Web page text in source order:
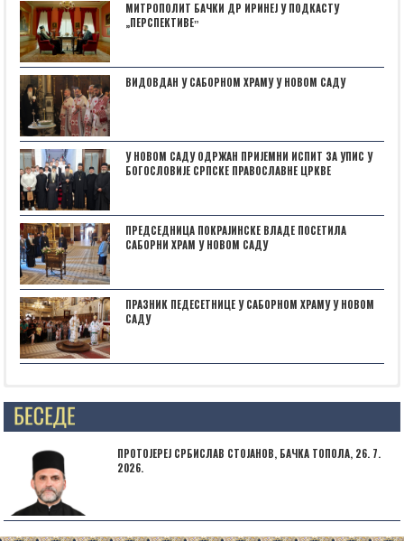
МИТРОПОЛИТ БАЧКИ ДР ИРИНЕЈ У ПОДКАСТУ
„ПЕРСПЕКТИВЕˮ
ВИДОВДАН У САБОРНОМ ХРАМУ У НОВОМ САДУ
У НОВОМ САДУ ОДРЖАН ПРИЈЕМНИ ИСПИТ ЗА УПИС У
БОГОСЛОВИЈЕ СРПСКЕ ПРАВОСЛАВНЕ ЦРКВЕ
ПРЕДСЕДНИЦА ПОКРАЈИНСКЕ ВЛАДЕ ПОСЕТИЛА
САБОРНИ ХРАМ У НОВОМ САДУ
ПРАЗНИК ПЕДЕСЕТНИЦЕ У САБОРНОМ ХРАМУ У НОВОМ
САДУ
Posts not found
ПРОТОЈЕРЕЈ СРБИСЛАВ СТОЈАНОВ, БАЧКА ТОПОЛА, 26. 7.
2026.